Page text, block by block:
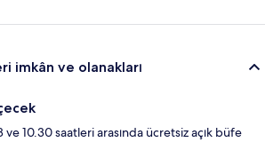
imkân ve olanakları
ve 10.30 saatleri arasında ücretsiz açık büfe